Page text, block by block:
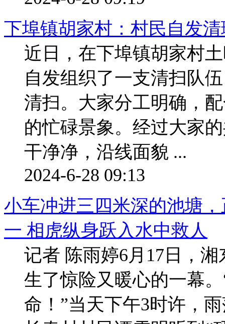
下埠镇胡家村：村民自发
近日，在下埠镇胡家村
自发组织了一支清扫队
清扫。大家分工明确，
的忙碌景象。经过大家
干净净，沿线面貌 ...
2024-6-28 09:13
小车冲进三四米深的池塘
一 相虎纵身跃入水中救人
记者 陈雨婷6月17日，
生了惊险又暖心的一幕
命！”当天下午3时许，